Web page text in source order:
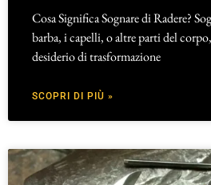
Cosa Significa Sognare di Radere?
barba, i capelli, o altre parti del
desiderio di trasformazione
SCOPRI DI PIÙ »